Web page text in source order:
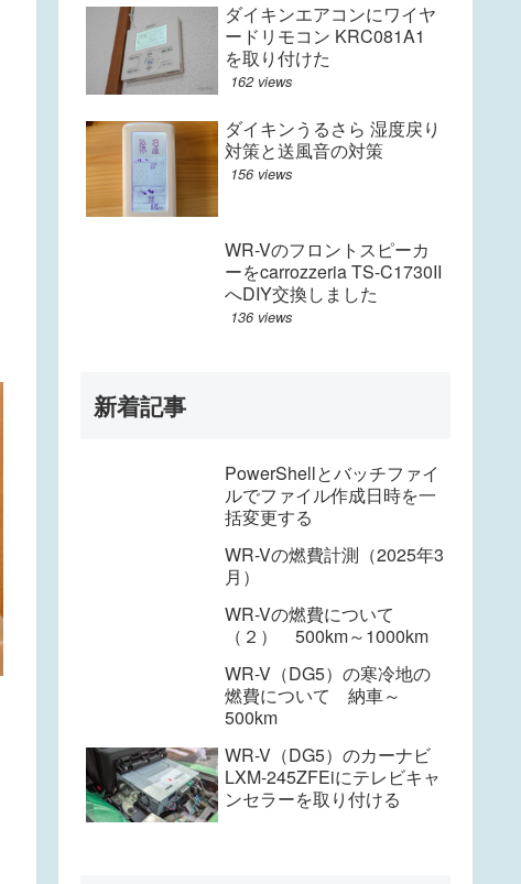
ダイキンエアコンにワイヤ
ードリモコン KRC081A1
を取り付けた
162 views
ダイキンうるさら 湿度戻り
対策と送風音の対策
156 views
WR-Vのフロントスピーカ
ーをcarrozzeria TS-C1730II
へDIY交換しました
136 views
新着記事
PowerShellとバッチファイ
ルでファイル作成日時を一
括変更する
WR-Vの燃費計測（2025年3
月）
WR-Vの燃費について
（２） 500km～1000km
WR-V（DG5）の寒冷地の
燃費について 納車～
500km
WR-V（DG5）のカーナビ
LXM-245ZFEiにテレビキャ
ンセラーを取り付ける